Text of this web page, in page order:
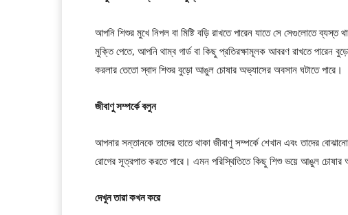
আপনি শিশুর মুখে নিপল বা মিষ্টি বড়ি রাখতে পারেন যাতে সে সেগুলোতে
মুক্তি পেতে, আপনি থাম্ব গার্ড বা কিছু প্রতিরক্ষামূলক আবরণ রাখতে পারেন
করলার তেতো স্বাদ শিশুর বুড়ো আঙুল চোষার অভ্যাসের অবসান ঘটাতে পারে।
জীবাণু সম্পর্কে বলুন
আপনার সন্তানকে তাদের হাতে থাকা জীবাণু সম্পর্কে শেখান এবং তাদের
রোগের সূত্রপাত করতে পারে। এমন পরিস্থিতিতে কিছু শিশু ভয়ে আঙুল চোষার
দেখুন তারা কখন করে